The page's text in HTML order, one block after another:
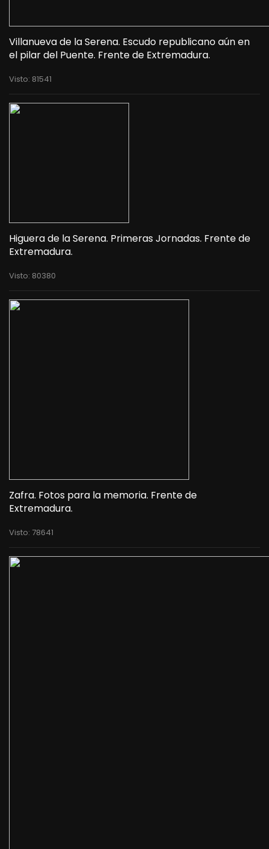
Villanueva de la Serena. Escudo republicano aún en
el pilar del Puente. Frente de Extremadura.
Visto: 81541
Higuera de la Serena. Primeras Jornadas. Frente de
Extremadura.
Visto: 80380
Zafra. Fotos para la memoria. Frente de
Extremadura.
Visto: 78641